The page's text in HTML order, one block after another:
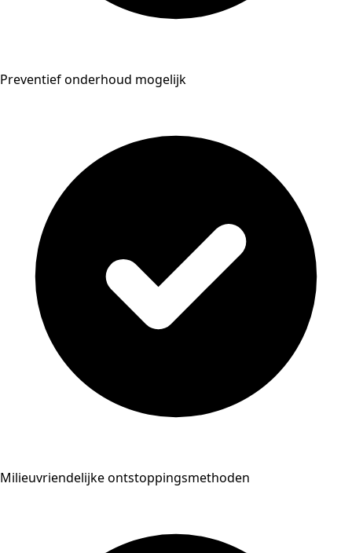
Preventief onderhoud mogelijk
Milieuvriendelijke ontstoppingsmethoden